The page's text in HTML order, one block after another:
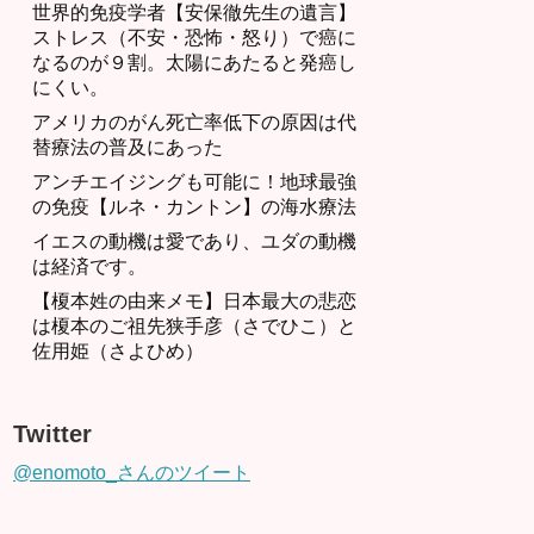
世界的免疫学者【安保徹先生の遺言】
ストレス（不安・恐怖・怒り）で癌に
なるのが９割。太陽にあたると発癌し
にくい。
アメリカのがん死亡率低下の原因は代
替療法の普及にあった
アンチエイジングも可能に！地球最強
の免疫【ルネ・カントン】の海水療法
イエスの動機は愛であり、ユダの動機
は経済です。
【榎本姓の由来メモ】日本最大の悲恋
は榎本のご祖先狭手彦（さでひこ）と
佐用姫（さよひめ）
Twitter
@enomoto_さんのツイート